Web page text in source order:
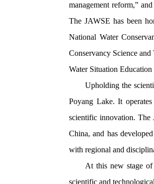
management reform,”
The JAWSE has been
National Water
Conservancy Science
Water Situation
Upholding the
Poyang Lake. It
scientific innovation. The
China, and has
with regional and
At this new stage
scientific and